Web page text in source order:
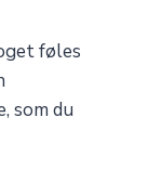
føles
som du